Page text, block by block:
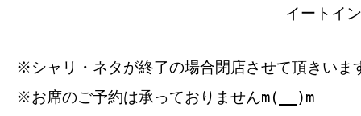
イートイ
※シャリ・ネタが終了の場合閉店させて頂きいま
※お席のご予約は承っておりませんm(__)m